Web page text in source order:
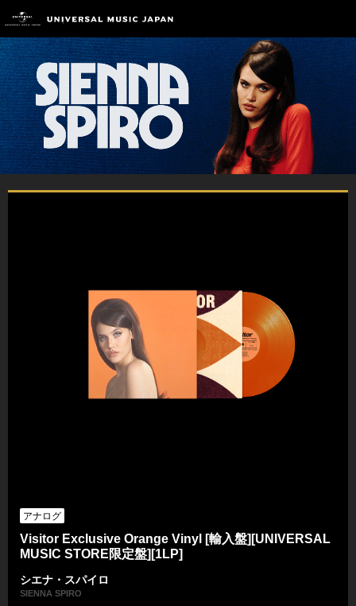
アナログ
Visitor Exclusive Orange Vinyl [輸入盤][UNIVERSAL
MUSIC STORE限定盤][1LP]
シエナ・スパイロ
SIENNA SPIRO